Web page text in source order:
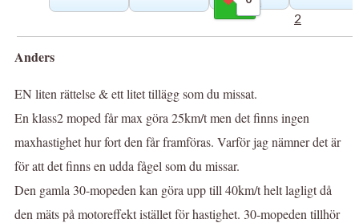
2
Anders
EN liten rättelse & ett litet tillägg som du missat.
En klass2 moped får max göra 25km/t men det finns ingen
maxhastighet hur fort den får framföras. Varför jag nämner det är
för att det finns en udda fågel som du missar.
Den gamla 30-mopeden kan göra upp till 40km/t helt lagligt då
den mäts på motoreffekt istället för hastighet. 30-mopeden tillhör